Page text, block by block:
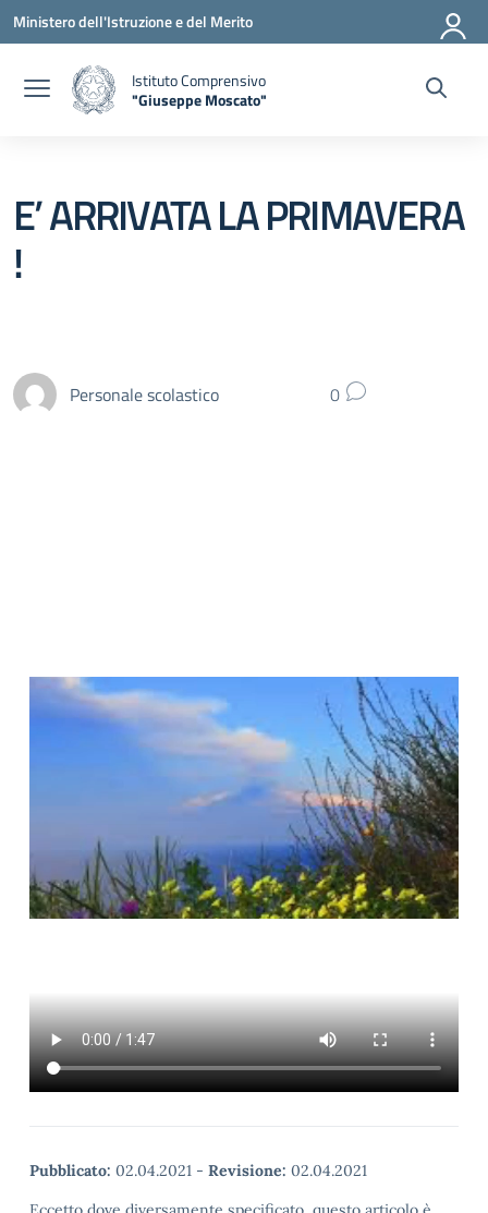
Vai ai contenuti
Vai al menu di navigazione
Vai al footer
Ministero dell'Istruzione e del Merito
Istituto Comprensivo
"Giuseppe Moscato"
E’ ARRIVATA LA PRIMAVERA
!
Personale scolastico 0
Pubblicato: 02.04.2021 - Revisione: 02.04.2021